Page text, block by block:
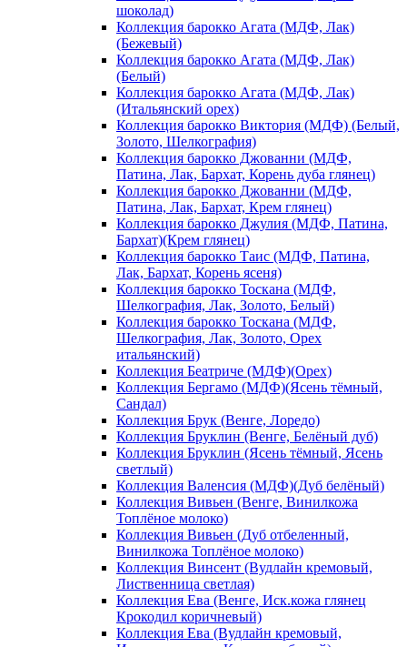
шоколад)
Коллекция барокко Агата (МДФ, Лак)
(Бежевый)
Коллекция барокко Агата (МДФ, Лак)
(Белый)
Коллекция барокко Агата (МДФ, Лак)
(Итальянский орех)
Коллекция барокко Виктория (МДФ) (Белый,
Золото, Шелкография)
Коллекция барокко Джованни (МДФ,
Патина, Лак, Бархат, Корень дуба глянец)
Коллекция барокко Джованни (МДФ,
Патина, Лак, Бархат, Крем глянец)
Коллекция барокко Джулия (МДФ, Патина,
Бархат)(Крем глянец)
Коллекция барокко Таис (МДФ, Патина,
Лак, Бархат, Корень ясеня)
Коллекция барокко Тоскана (МДФ,
Шелкография, Лак, Золото, Белый)
Коллекция барокко Тоскана (МДФ,
Шелкография, Лак, Золото, Орех
итальянский)
Коллекция Беатриче (МДФ)(Орех)
Коллекция Бергамо (МДФ)(Ясень тёмный,
Сандал)
Коллекция Брук (Венге, Лоредо)
Коллекция Бруклин (Венге, Белёный дуб)
Коллекция Бруклин (Ясень тёмный, Ясень
светлый)
Коллекция Валенсия (МДФ)(Дуб белёный)
Коллекция Вивьен (Венге, Винилкожа
Топлёное молоко)
Коллекция Вивьен (Дуб отбеленный,
Винилкожа Топлёное молоко)
Коллекция Винсент (Вудлайн кремовый,
Лиственница светлая)
Коллекция Ева (Венге, Иск.кожа глянец
Крокодил коричневый)
Коллекция Ева (Вудлайн кремовый,